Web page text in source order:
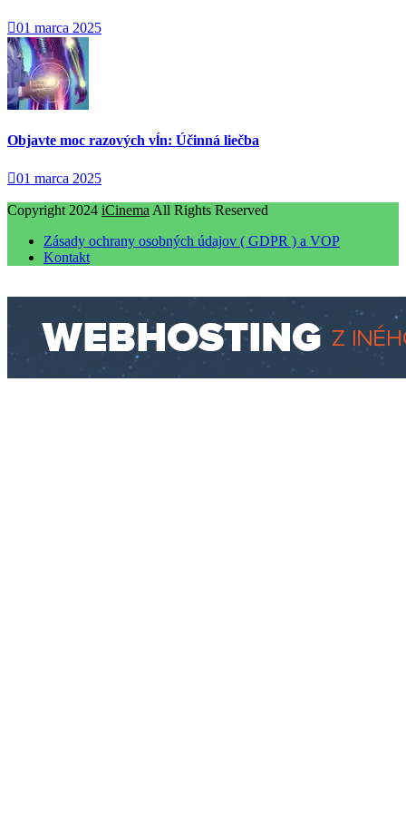
01 marca 2025
Objavte moc razových vĺn: Účinná liečba
01 marca 2025
Copyright 2024 iCinema All Rights Reserved
Zásady ochrany osobných údajov ( GDPR ) a VOP
Kontakt